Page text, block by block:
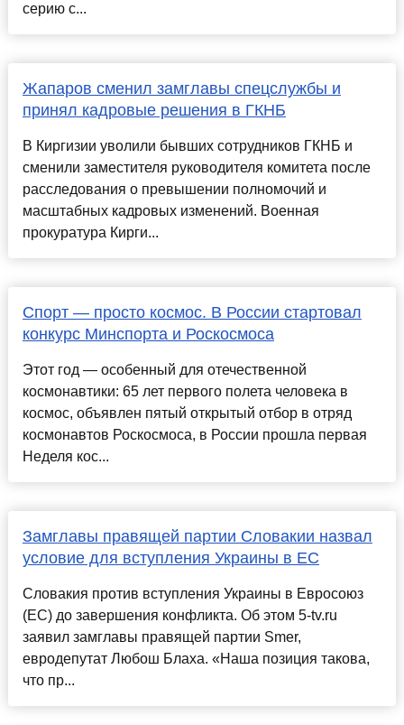
серию с...
Жапаров сменил замглавы спецслужбы и
принял кадровые решения в ГКНБ
В Киргизии уволили бывших сотрудников ГКНБ и
сменили заместителя руководителя комитета после
расследования о превышении полномочий и
масштабных кадровых изменений. Военная
прокуратура Кирги...
Спорт — просто космос. В России стартовал
конкурс Минспорта и Роскосмоса
Этот год — особенный для отечественной
космонавтики: 65 лет первого полета человека в
космос, объявлен пятый открытый отбор в отряд
космонавтов Роскосмоса, в России прошла первая
Неделя кос...
Замглавы правящей партии Словакии назвал
условие для вступления Украины в ЕС
Словакия против вступления Украины в Евросоюз
(ЕС) до завершения конфликта. Об этом 5-tv.ru
заявил замглавы правящей партии Smer,
евродепутат Любош Блаха. «Наша позиция такова,
что пр...